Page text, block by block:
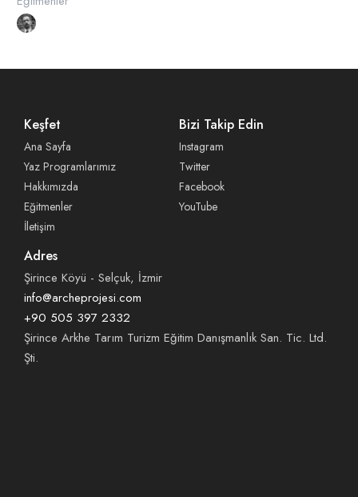
Keşfet
Ana Sayfa
Yaz Programlarımız
Hakkımızda
Eğitmenler
İletişim
Bizi Takip Edin
Instagram
Twitter
Facebook
YouTube
Adres
Şirince Köyü - Selçuk, İzmir
info@archeprojesi.com
+90 505 397 2332
Şirince Arkhe Tarım Turizm Eğitim Danışmanlık San. Tic. Ltd.
Şti.